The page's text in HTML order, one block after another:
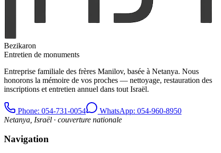
Bezikaron
Entretien de monuments
Entreprise familiale des frères Manilov, basée à Netanya. Nous
honorons la mémoire de vos proches — nettoyage, restauration des
inscriptions et entretien annuel dans tout Israël.
Phone: 054-731-0054
WhatsApp: 054-960-8950
Netanya, Israël · couverture nationale
Navigation